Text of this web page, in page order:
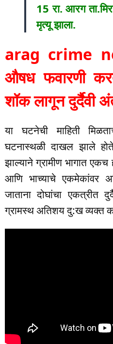
15 रा. आरग
मृत्यू झाला.
arag crime
औषध फवारणी
शॉक लागून दुर्दैवी
या घटनेची माहिती
घटनास्थळी दाखल झाले
झाल्याने ग्रामीण भागात एकच
आणि भाच्याचे एकमेकांवर
जाताना दोघांचा एकत्रीत
ग्रामस्थ अतिशय दु:ख व्यक्त